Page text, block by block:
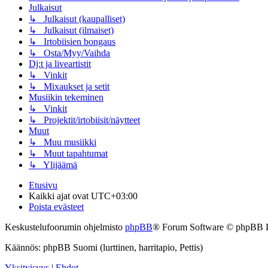
Julkaisut
↳ Julkaisut (kaupalliset)
↳ Julkaisut (ilmaiset)
↳ Irtobiisien bongaus
↳ Osta/Myy/Vaihda
Dj:t ja liveartistit
↳ Vinkit
↳ Mixaukset ja setit
Musiikin tekeminen
↳ Vinkit
↳ Projektit/irtobiisit/näytteet
Muut
↳ Muu musiikki
↳ Muut tapahtumat
↳ Ylijäämä
Etusivu
Kaikki ajat ovat UTC+03:00
Poista evästeet
Keskustelufoorumin ohjelmisto phpBB® Forum Software © phpBB
Käännös: phpBB Suomi (lurttinen, harritapio, Pettis)